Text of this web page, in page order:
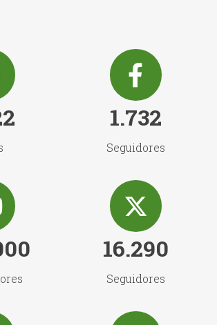
1.732
Seguidores
16.290
Seguidores